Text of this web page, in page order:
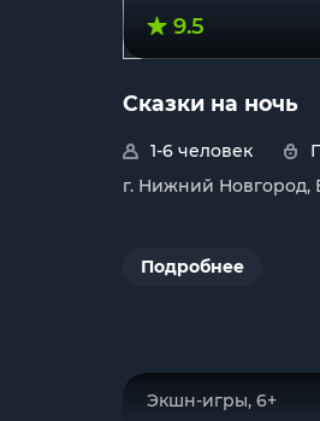
9.5
Сказки на ночь
1-6 человек
г. Нижний Новгород,
Подробнее
Экшн-игры, 6+